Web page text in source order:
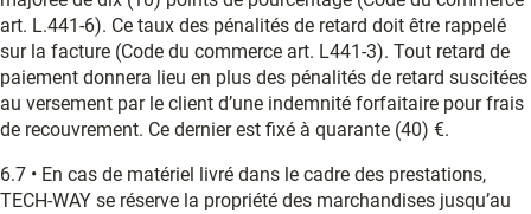
art. L.441-6). Ce taux des pénalités de retard doit être rappelé
sur la facture (Code du commerce art. L441-3). Tout retard de
paiement donnera lieu en plus des pénalités de retard suscitées
au versement par le client d’une indemnité forfaitaire pour frais
de recouvrement. Ce dernier est fixé à quarante (40) €.
6.7 • En cas de matériel livré dans le cadre des prestations,
TECH-WAY se réserve la propriété des marchandises jusqu’au